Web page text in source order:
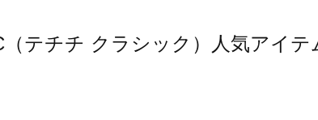
（テチチ クラシック）人気アイ